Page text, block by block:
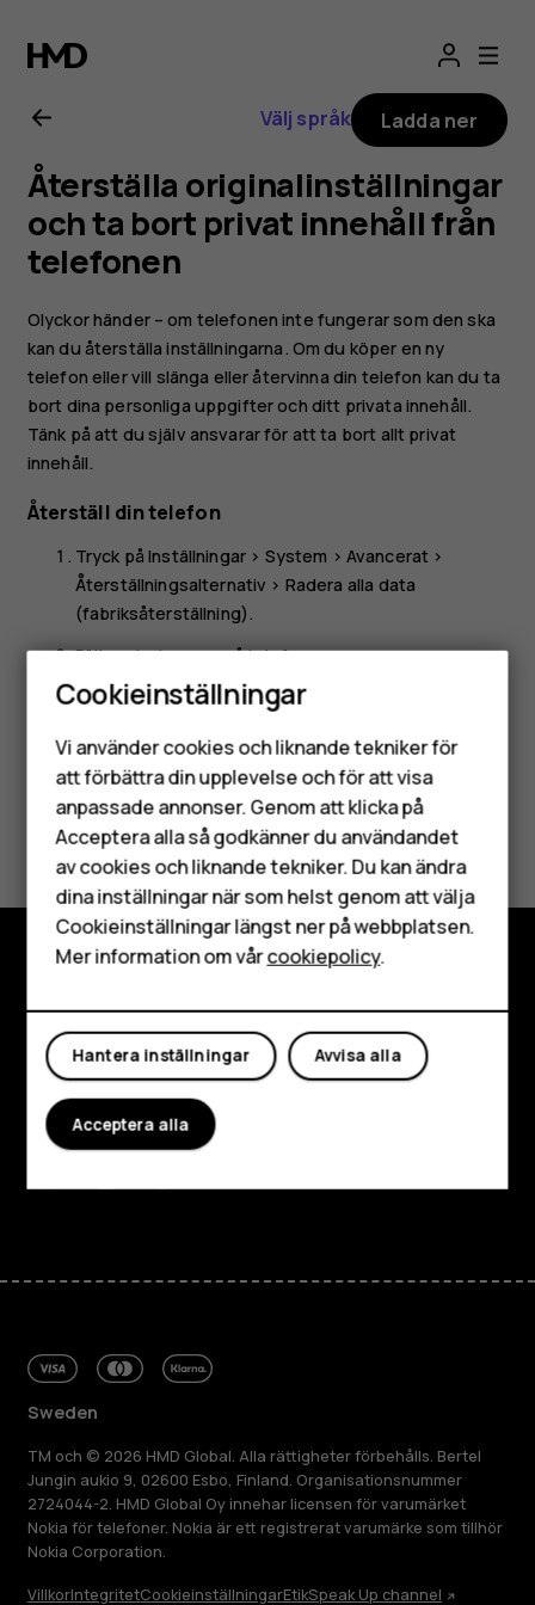
för
Nokia
8.1
Smartphones
Mobiltelefoner
Tillbehör
HMD Terra M
Surfplattor
Välj språk Ladda ner
Återställa originalinställningar
och ta bort privat innehåll från
telefonen
Olyckor händer – om telefonen inte fungerar som den ska
kan du återställa inställningarna. Om du köper en ny
telefon eller vill slänga eller återvinna din telefon kan du ta
bort dina personliga uppgifter och ditt privata innehåll.
Tänk på att du själv ansvarar för att ta bort allt privat
innehåll.
Återställ din telefon
Tryck påInställningar > System > Avancerat >
Återställningsalternativ > Radera alla data
(fabriksåterställning).
Följ anvisningarna på telefonen.
Var detta till hjälp?
Ja Nej
Om
Planet and people
Kundservice
FacebookInstagram
TiktokYoutubeLinkedinDiscord
Sweden
TM och © 2026 HMD Global. Alla rättigheter förbehålls. Bertel
Jungin aukio 9, 02600 Esbo, Finland. Organisationsnummer
2724044-2. HMD Global Oy innehar licensen för varumärket
Nokia för telefoner. Nokia är ett registrerat varumärke som tillhör
Nokia Corporation.
VillkorIntegritetCookieinställningarEtikSpeak Up channel
Cookieinställningar
Vi använder cookies och liknande tekniker för
att förbättra din upplevelse och för att visa
anpassade annonser. Genom att klicka på
Acceptera alla så godkänner du användandet
av cookies och liknande tekniker. Du kan ändra
dina inställningar när som helst genom att välja
Cookieinställningar längst ner på webbplatsen.
Mer information om vårcookiepolicy.
Avvisa alla
Hantera inställningar
Acceptera alla